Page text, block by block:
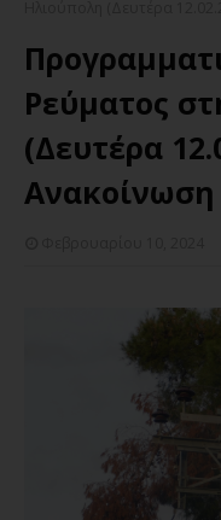
Ρεύματος
(Δευτέρα